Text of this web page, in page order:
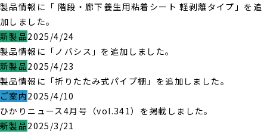
製品情報に「 階段・廊下養生用粘着シート 軽剥離タイプ」を追
加しました。
新製品2025/4/24
製品情報に「ノバシス」を追加しました。
新製品2025/4/23
製品情報に「折りたたみ式パイプ棚」を追加しました。
ご案内2025/4/10
ひかりニュース4月号（vol.341）を掲載しました。
新製品2025/3/21